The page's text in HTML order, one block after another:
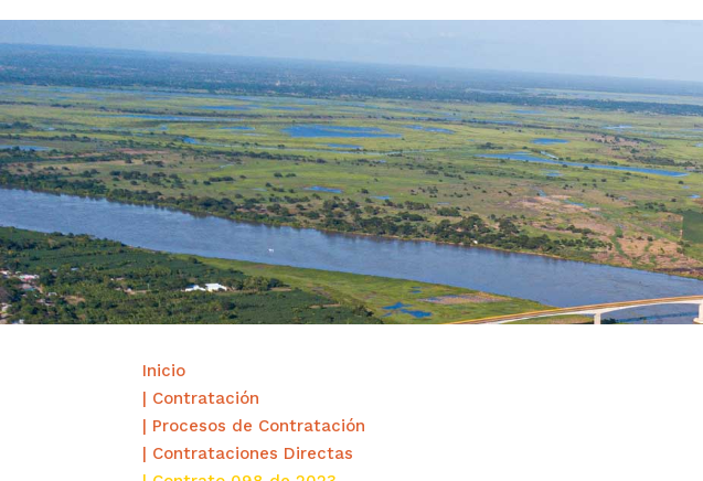
Inicio
| Contratación
| Procesos de Contratación
| Contrataciones Directas